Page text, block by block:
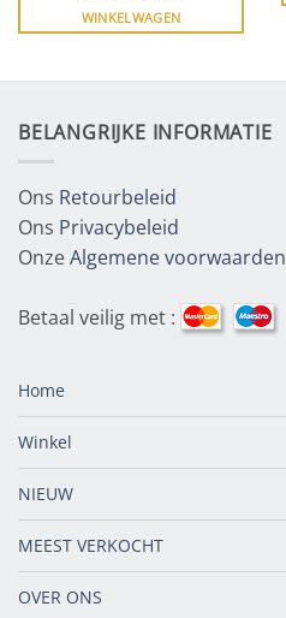
WINKELWAGEN
BELANGRIJKE INFORMATIE
Ons Retourbeleid
Ons Privacybeleid
OnzeAlgemene voorwaarden
Betaal veilig met :
Home
Winkel
NIEUW
MEEST VERKOCHT
OVER ONS